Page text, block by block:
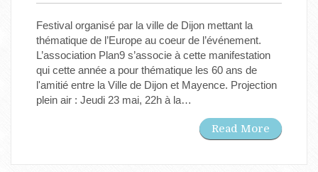
Festival organisé par la ville de Dijon mettant la
thématique de l’Europe au coeur de l’événement.
L’association Plan9 s’associe à cette manifestation
qui cette année a pour thématique les 60 ans de
l'amitié entre la Ville de Dijon et Mayence. Projection
plein air : Jeudi 23 mai, 22h à la…
Read More